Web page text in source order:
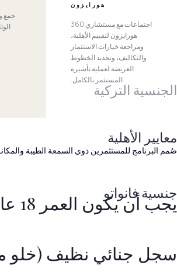
الجنسية التركية
جنسية فانواتو
هورايزون
اجتماعات مع مستشاري 360
هورايزون لتقييم الأهلية،
ومراجعة خيارات الاستثمار
والتكاليف، وتحديد الخطوط
العريضة لعملية تأشيرة
المستثمر بالكامل.
جمع
معايير الأهلية
صُمم البرنامج للمستثمرين ذوي السمعة الطيبة والمكانة
يجب أن يكون العمر 18 عاماً أو أكثر
سجل جنائي نظيف (خلو